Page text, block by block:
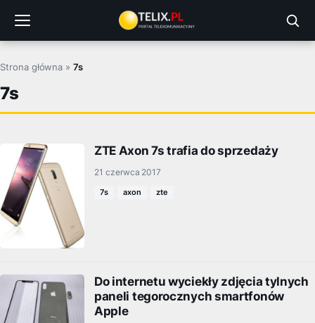
treści
Strona główna »7s
7s
ZTE Axon 7s trafia do sprzedaży
21 czerwca 2017
7s axon zte
Do internetu wyciekły zdjęcia tylnych
paneli tegorocznych smartfonów
Apple